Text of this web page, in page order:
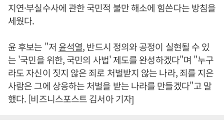
지연·부실수사에 관한 국민적 불만 해소에 힘쓴다는 방침을
세웠다.
윤 후보는 "저 윤석열, 반드시 정의와 공정이 실현될 수 있
는 '국민을 위한, 국민의 사법' 제도를 완성하겠다"며 "누구
라도 자신이 짓지 않은 죄로 처벌받지 않는 나라, 죄를 지은
사람은 그에 상응하는 처벌을 받는 나라를 만들겠다"고 말
했다. [비즈니스포스트 김서아 기자]